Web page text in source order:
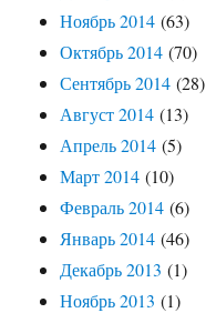
Ноябрь 2014 (63)
Октябрь 2014 (70)
Сентябрь 2014 (28)
Август 2014 (13)
Апрель 2014 (5)
Март 2014 (10)
Февраль 2014 (6)
Январь 2014 (46)
Декабрь 2013 (1)
Ноябрь 2013 (1)